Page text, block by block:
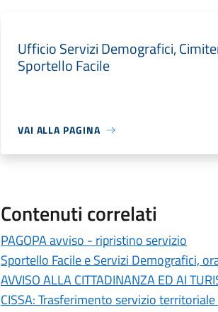
Ufficio Servizi Demografici,
Sportello Facile
VAI ALLA PAGINA
Contenuti correlati
PAGOPA avviso - ripristino servizio
Sportello Facile e Servizi Demografici,
AVVISO ALLA CITTADINANZA ED AI
CISSA: Trasferimento servizio